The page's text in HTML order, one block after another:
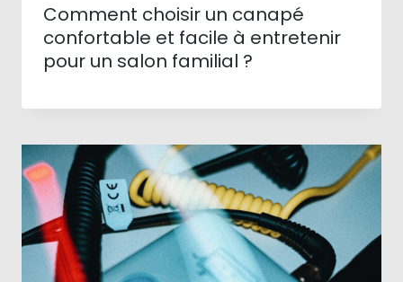
Comment choisir un canapé
confortable et facile à entretenir
pour un salon familial ?